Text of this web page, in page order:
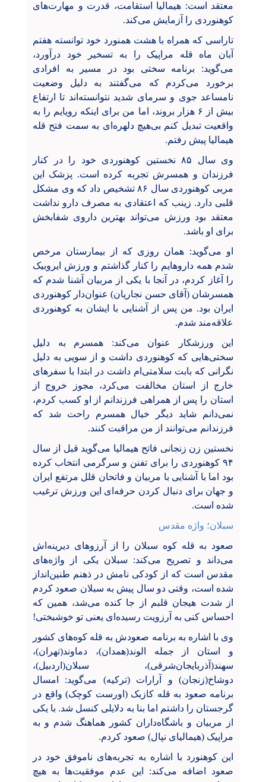
معتقد است: هیمالیا استقامت، قدرت و مهارت‌های
کوهنوردی را آزمایش می‌کند.
تاراسی که همراه با هشت همنورد خود توانسته هفتم
آبان ماه قله مراپیک را به تسخیر خود درآورد،
می‌گوید: برنامه سختی بود در مسیر به افرادی
برخورد می‌کردم که می‌گفتند به دلیل وضعیت
نامساعد جوی و سرمای شدید نتوانسته‌اند تا ارتفاع
بیش از ۶ هزار بروند، اما من برای اینکه رویایم را به
واقعیت تبدیل کنم بی‌هیچ دلهره‌ای به سمت فتح قله
هیمالیا پیش رفتم.
وی سال ۸۵ نخستین کوهنوردی خود را در کنار
فرزندان و همسرش تجربه کرده است. پزشک این
مربی کوهنوردی سال ۸۶ تشخیص داد که وی مشکل
قلبی دارد. زینب که اعتقادی به مصرف دارو نداشت
معتقد بود ورزش می‌تواند بهترین داروی شفابخش
برای او باشد.
او می‌گوید: همان روزی که از بیمارستان مرخص
شدم همه داروهایم را کنار گذاشتم و ورزش ایروبیک
را آغاز کردم، در آنجا با یکی از مربیان آشنا شدم که
همسرشان (آقای حسن نجاریان) عنوان‌دار کوهنوردی
ایران بود. من پس از آشنایی با ایشان به کوهنوردی
علاقه‌مند شدم.
این ورزشکار عنوان می‌کند: همسرم به دلیل
سختی‌هایی که کوهنوردی داشت و از سویی به دلیل
نگرانی که بابت سلامتی‌ام داشت در ابتدا با سفرهای
خارج از استان مخالفت می‌کرد، مجوز خروج از
استان را پس از همراهی فرزندانم از او کسب کردم،
نمی‌دانم شاید دیگر خیال همسرم راحت شد که
فرزندانم می‌توانند از من مراقبت کنند.
نخستین زن زنجانی فاتح هیمالیا می‌گوید قبل از سال
۹۴ کوهنوردی را برای تفنن و سرگرمی انتخاب کرده
بود اما با آشنایی با مربیان و فاتحان قلل مرتفع ایران
و جهان برای دنبال کردن حرفه‌ای این ورزش ترغیب
شده است.
سبلان؛ واژه مقدس
صعود به قله کوه سبلان را از آرزوهای دیرینه‌اش
می‌داند و تصریح می‌کند: سبلان یکی از واژه‌های
مقدس است که از کودکی نامش در ذهنم طنین‌انداز
شده است، وقتی دو سال پیش به سبلان صعود کردم
از شدت هیجان قلبم از جا کنده می‌شد، همین که
احساس کنی به آرزویت رسیده‌ای یعنی تو خوشبختی!
وی با اشاره به برنامه صعودش به قله کوه‌های کشور
و استان از جمله الوند(همدان)، دماوند(تهران)،
سهند(آذربایجان‌شرقی)، سبلان(اردبیل)،
دوشاخ(زنجان) و آرارات (ترکیه) می‌گوید: امسال
برنامه صعود به قله کازبک (اورست کوچک) واقع در
گرجستان را داشتم اما بنا به دلایلی کنسل شد. با یکی
از مربیان و باشگاه‌داران کشور هماهنگ شدم و به
مراپیک (هیمالیای نپال) صعود کردم.
این کوهنورد با اشاره به تجربه‌های ناموفق خود در
صعود اضافه می‌کند: این عدم موفقیت‌ها به هیچ